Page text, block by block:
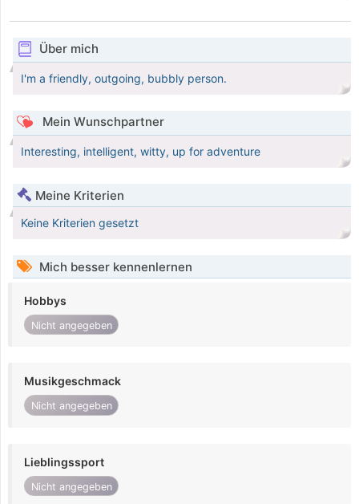
Über mich
I'm a friendly, outgoing, bubbly person.
Mein Wunschpartner
Interesting, intelligent, witty, up for adventure
Meine Kriterien
Keine Kriterien gesetzt
Mich besser kennenlernen
Hobbys
Nicht angegeben
Musikgeschmack
Nicht angegeben
Lieblingssport
Nicht angegeben